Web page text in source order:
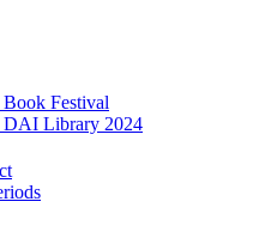
Book Festival
DAI Library 2024